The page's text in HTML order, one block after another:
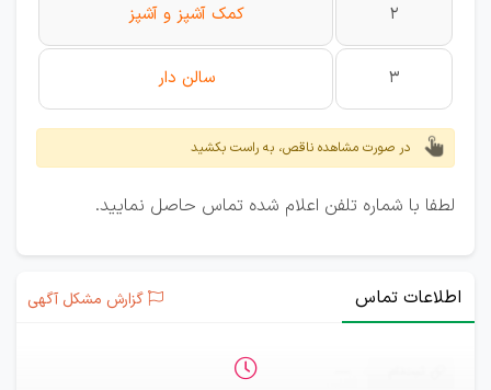
2 کمک آشپز و آشپز
3 سالن دار
در صورت مشاهده ناقص، به راست بکشید
لطفا با شماره تلفن اعلام شده تماس حاصل نمایید.
اطلاعات تماس گزارش مشکل آگهی